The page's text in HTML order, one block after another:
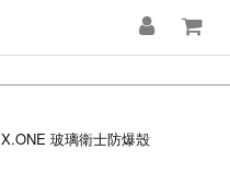
X.ONE 玻璃衛士防爆殼